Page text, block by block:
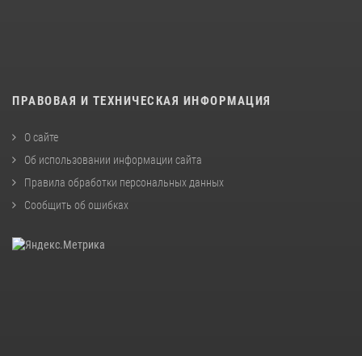
ПРАВОВАЯ И ТЕХНИЧЕСКАЯ ИНФОРМАЦИЯ
О сайте
Об использовании информации сайта
Правила обработки персональных данных
Сообщить об ошибках